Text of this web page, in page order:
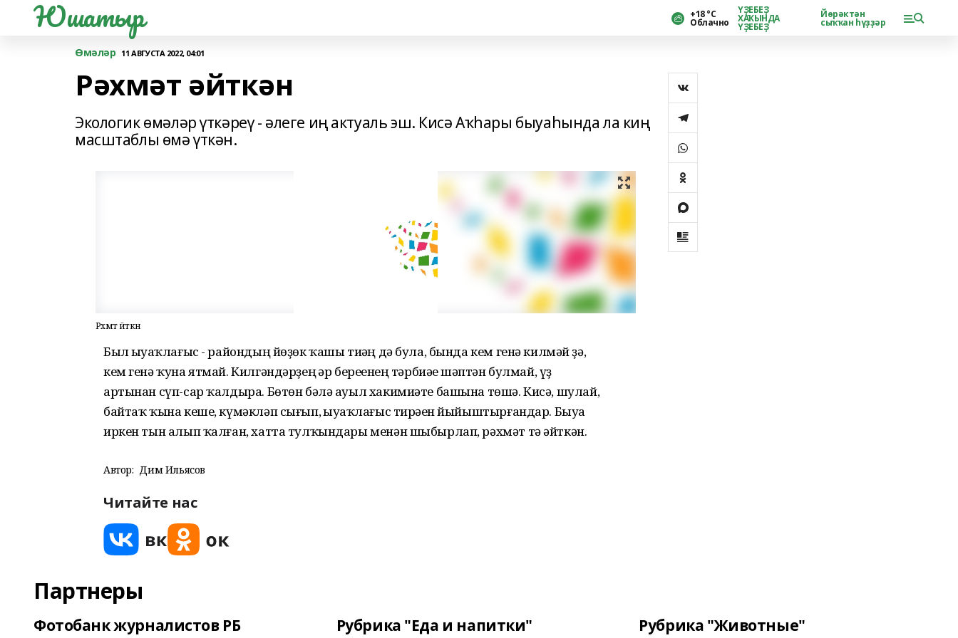
Юшатыр +18 °С
Облачно
ҮҘЕБЕҘ
ХАҠЫНДА
ҮҘЕБЕҘ
Йөрәктән
сыҡҡан һүҙҙәр
Өмәләр 11 АВГУСТА 2022, 04:01
Рәхмәт әйткән
Экологик өмәләр үткәреү - әлеге иң актуаль эш. Кисә Аҡһары быуаһында ла киң
масштаблы өмә үткән.
Рәхмәт әйткән
Был һыуһаҡлағыс - райондың йөҙөк ҡашы тиһәң дә була, бында кем генә килмәй ҙә,
кем генә ҡуна ятмай. Килгәндәрҙең һәр береһенең тәрбиәһе шәптән булмай, үҙ
артынан сүп-сар ҡалдыра. Бөтөн бәлә ауыл хакимиәте башына төшә. Кисә, шулай,
байтаҡ ҡына кеше, күмәкләп сығып, һыуһаҡлағыс тирәһен йыйыштырғандар. Быуа
иркен тын алып ҡалған, хатта тулҡындары менән шыбырлап, рәхмәт тә әйткән.
Автор: Дим Ильясов
Читайте нас
Партнеры
Фотобанк журналистов РБ Рубрика "Еда и напитки" Рубрика "Животные"